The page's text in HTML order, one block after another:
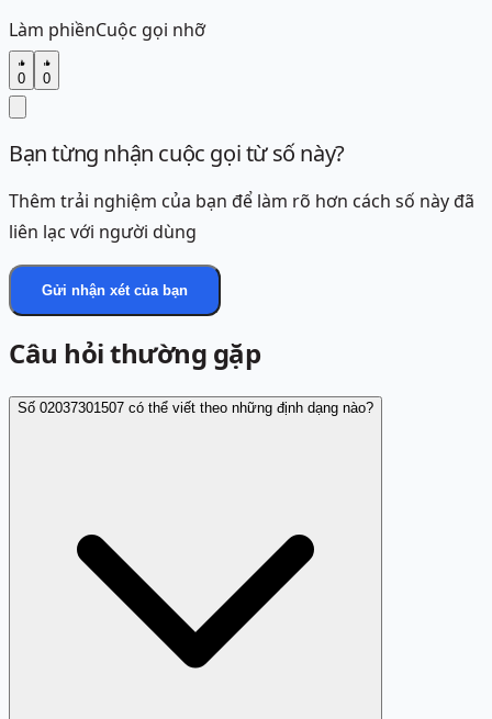
Làm phiềnCuộc gọi nhỡ
0 0
Bạn từng nhận cuộc gọi từ số này?
Thêm trải nghiệm của bạn để làm rõ hơn cách số này đã
liên lạc với người dùng
Gửi nhận xét của bạn
Câu hỏi thường gặp
Số 02037301507 có thể viết theo những định dạng nào?